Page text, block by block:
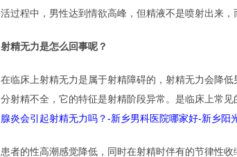
活过程中，男性达到情欲高峰，但精液不是喷射出来
射精无力是怎么回事呢？
在临床上射精无力是属于射精障碍的，射精无力会降
分射精不全，它的特征是射精阶段异常。是临床上常见
腺炎会引起射精无力吗？-新乡男科医院哪家好-新乡阳
患者的性高潮感觉降低，同时在射精时伴有的节律性